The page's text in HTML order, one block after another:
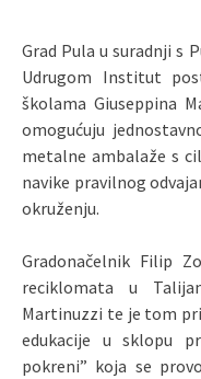
Grad Pula u suradnji s
Udrugom Institut
školama Giuseppina
omogućuju
metalne ambalaže s
navike pravilnog
okruženju.
Gradonačelnik Filip
reciklomata u
Martinuzzi te je tom
edukacije u sklopu
pokreni” koja se